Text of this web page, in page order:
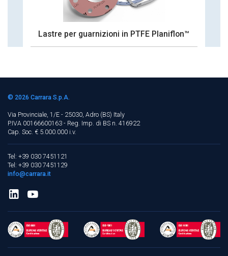
Lastre per guarnizioni in PTFE Planiflon™
© 2026 Carrara S.p.A.
Via Provinciale, 1/E - 25030, Adro (BS) Italy
P.IVA 00166600163 - Reg. Imp. di BS n. 416922
Cap. Soc. € 5.000.000 i.v.
Tel: +39 030 7451121
Tel: +39 030 7451129
info@carrara.it